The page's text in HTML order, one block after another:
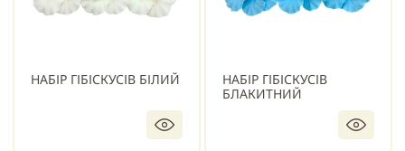
НАБІР ГІБІСКУСІВ БІЛИЙ
НАБІР ГІБІСКУСІВ
БЛАКИТНИЙ